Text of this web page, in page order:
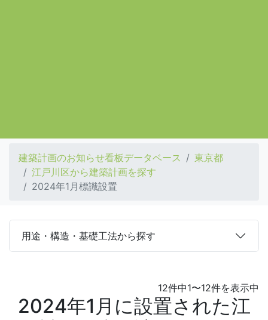
建築計画のお知らせ看板データベース
東京都
江戸川区から建築計画を探す
2024年1月標識設置
用途・構造・基礎工法から探す
12件中1〜12件を表示中
2024年1月に設置された江